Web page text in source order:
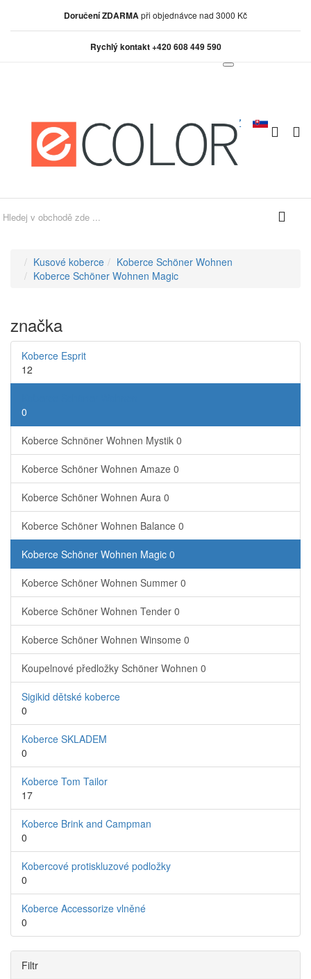
Doručení ZDARMApři objednávce nad 3000 Kč
Rychlý kontakt +420 608 449 590
Kusové koberce
Koberce Schöner Wohnen
Koberce Schöner Wohnen Magic
značka
Koberce Esprit
12
0
Koberce Schnöner Wohnen Mystik 0
Koberce Schöner Wohnen Amaze 0
Koberce Schöner Wohnen Aura 0
Koberce Schöner Wohnen Balance 0
Koberce Schöner Wohnen Magic 0
Koberce Schöner Wohnen Summer 0
Koberce Schöner Wohnen Tender 0
Koberce Schöner Wohnen Winsome 0
Koupelnové předložky Schöner Wohnen 0
Sigikid dětské koberce
0
Koberce SKLADEM
0
Koberce Tom Tailor
17
Koberce Brink and Campman
0
Kobercové protiskluzové podložky
0
Koberce Accessorize vlněné
0
Filtr